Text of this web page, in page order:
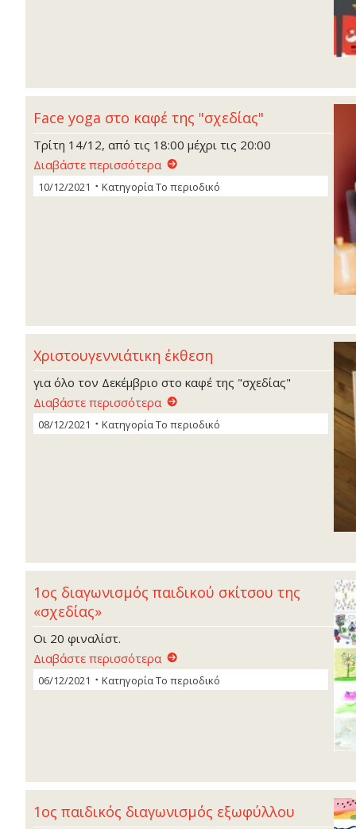
Face yoga στο καφέ της "σχεδίας"
Τρίτη 14/12, από τις 18:00 μέχρι τις 20:00
Διαβάστε περισσότερα
10/12/2021 ΚατηγορίαΤο περιοδικό
Χριστουγεννιάτικη έκθεση
για όλο τον Δεκέμβριο στο καφέ της "σχεδίας"
Διαβάστε περισσότερα
08/12/2021 ΚατηγορίαΤο περιοδικό
1ος διαγωνισμός παιδικού σκίτσου της
«σχεδίας»
Οι 20 φιναλίστ.
Διαβάστε περισσότερα
06/12/2021 ΚατηγορίαΤο περιοδικό
1ος παιδικός διαγωνισμός εξωφύλλου